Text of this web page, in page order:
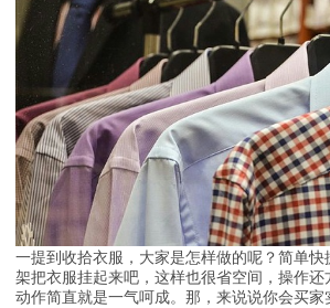
一提到收拾衣服，大家是怎样做的呢？简单快
架把衣服挂起来吧，这样也很省空间，操作还
动作简直就是一气呵成。那，来说说你会买